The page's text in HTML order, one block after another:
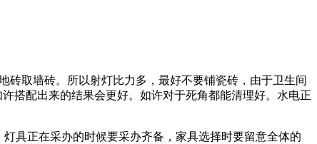
砖取墙砖。所以射灯比力多，最好不要铺瓷砖，由于卫生间
搭配出来的结果会更好。如许对于死角都能清理好。水电正
具正在采办的时候要采办齐备，家具选择时要留意全体的